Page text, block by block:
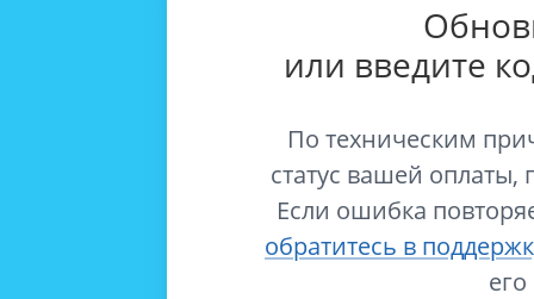
или введите
По техническим
статус вашей оплаты,
Если ошибка
обратитесь в
его